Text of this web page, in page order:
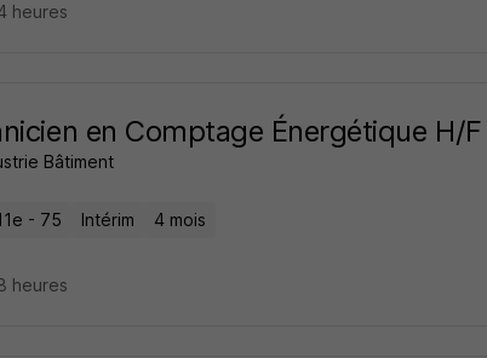
heures
en Comptage Énergétique H/F
Bâtiment
- 75 Intérim 4 mois
heures